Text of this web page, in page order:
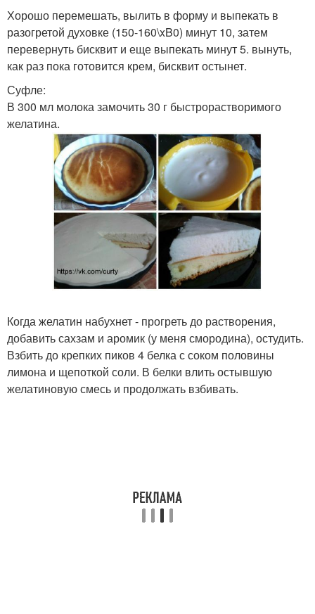
Хорошо перемешать, вылить в форму и выпекать в
разогретой духовке (150-160\xB0) минут 10, затем
перевернуть бисквит и еще выпекать минут 5. вынуть,
как раз пока готовится крем, бисквит остынет.
Суфле:
В 300 мл молока замочить 30 г быстрорастворимого
желатина.
Когда желатин набухнет - прогреть до растворения,
добавить сахзам и аромик (у меня смородина), остудить.
Взбить до крепких пиков 4 белка с соком половины
лимона и щепоткой соли. В белки влить остывшую
желатиновую смесь и продолжать взбивать.